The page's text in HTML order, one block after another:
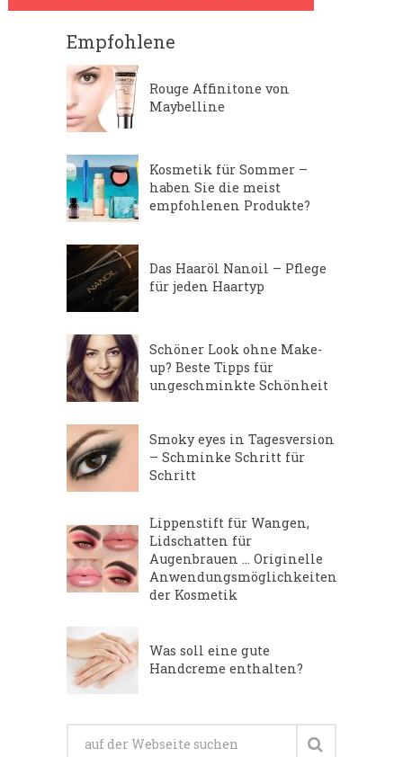
Empfohlene
Rouge Affinitone von
Maybelline
Kosmetik für Sommer –
haben Sie die meist
empfohlenen Produkte?
Das Haaröl Nanoil – Pflege
für jeden Haartyp
Schöner Look ohne Make-
up? Beste Tipps für
ungeschminkte Schönheit
Smoky eyes in Tagesversion
– Schminke Schritt für
Schritt
Lippenstift für Wangen,
Lidschatten für
Augenbrauen … Originelle
Anwendungsmöglichkeiten
der Kosmetik
Was soll eine gute
Handcreme enthalten?